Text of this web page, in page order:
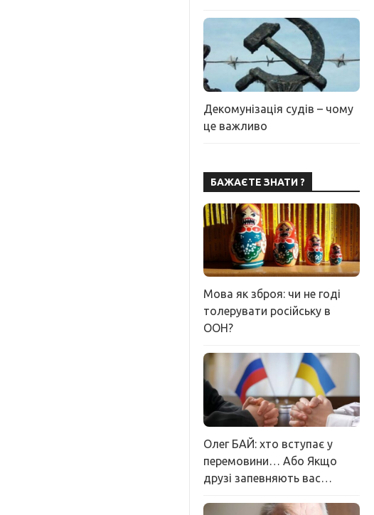
Декомунізація судів – чому
це важливо
БАЖАЄТЕ ЗНАТИ ?
Мова як зброя: чи не годі
толерувати російську в
ООН?
Олег БАЙ: хто вступає у
перемовини… Або Якщо
друзі запевняють вас…